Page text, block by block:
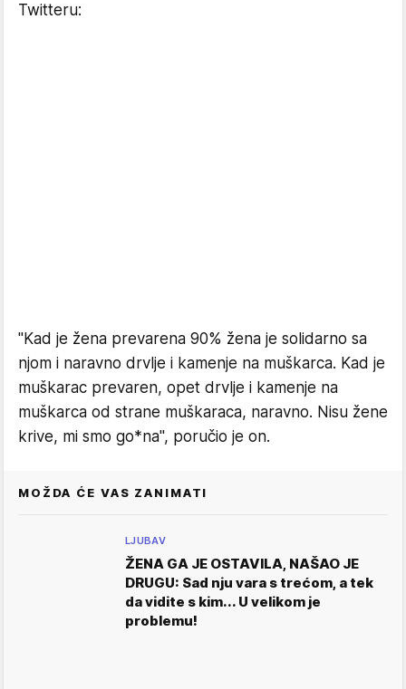
Twitteru:
"Kad je žena prevarena 90% žena je solidarno sa
njom i naravno drvlje i kamenje na muškarca. Kad je
muškarac prevaren, opet drvlje i kamenje na
muškarca od strane muškaraca, naravno. Nisu žene
krive, mi smo go*na", poručio je on.
MOŽDA ĆE VAS ZANIMATI
LJUBAV
ŽENA GA JE OSTAVILA, NAŠAO JE
DRUGU: Sad nju vara s trećom, a tek
da vidite s kim... U velikom je
problemu!